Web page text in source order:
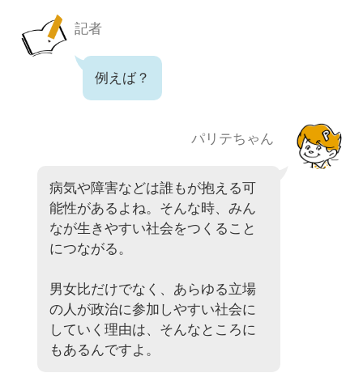
記者
例えば？
パリテちゃん
病気や障害などは誰もが抱える可
能性があるよね。そんな時、みん
なが生きやすい社会をつくること
につながる。
男女比だけでなく、あらゆる立場
の人が政治に参加しやすい社会に
していく理由は、そんなところに
もあるんですよ。